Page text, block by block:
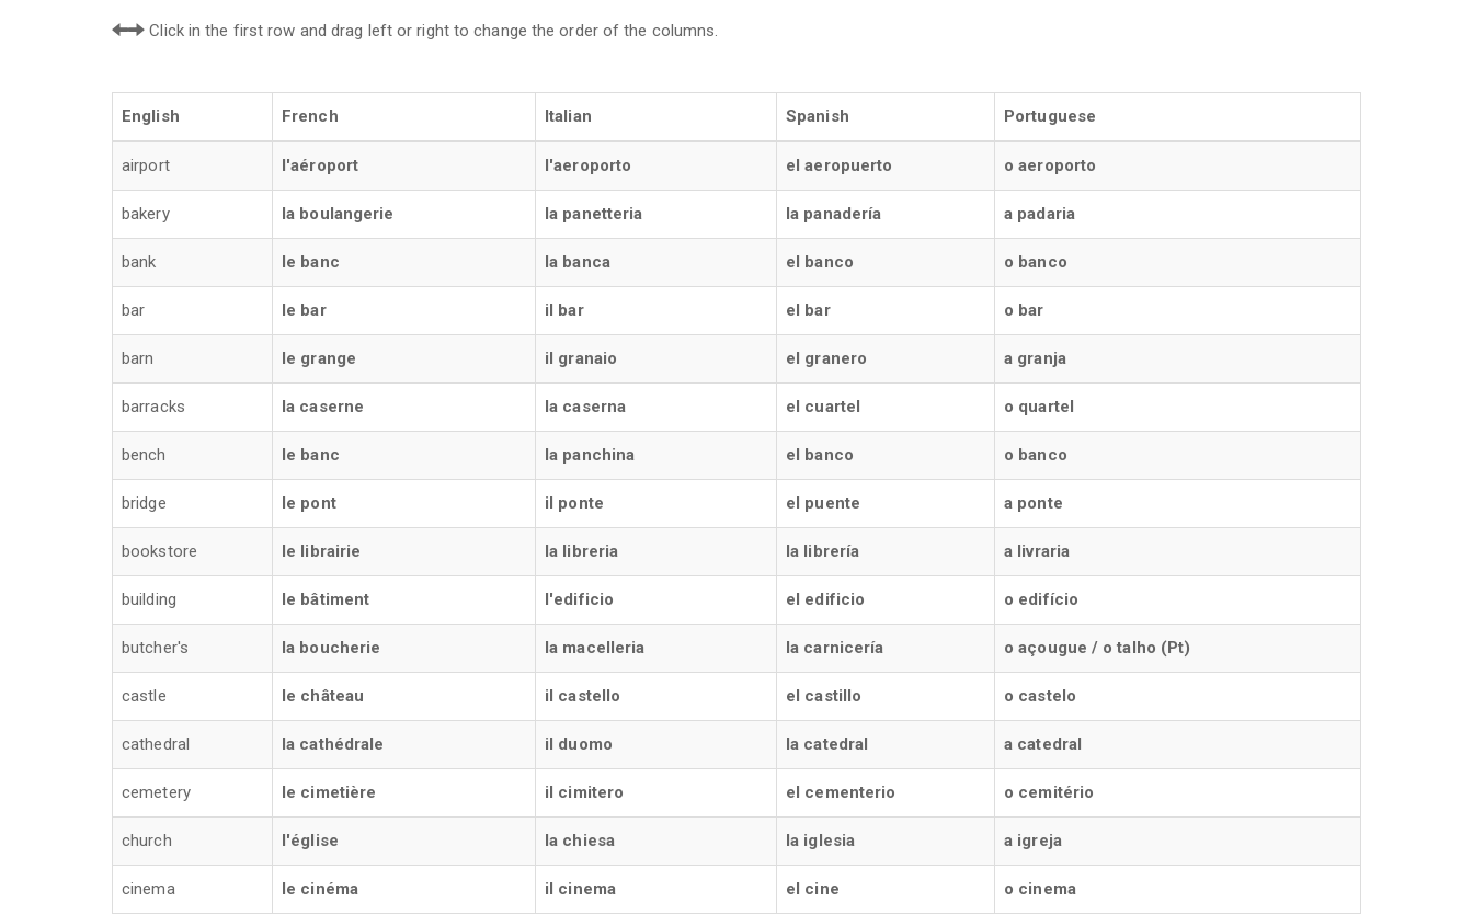
Click in the first row and drag left or right to change the order of the columns.
English French Italian Spanish Portuguese
airport l'aéroport l'aeroporto el aeropuerto o aeroporto
bakery la boulangerie la panetteria la panadería a padaria
bank le banc la banca el banco o banco
bar le bar il bar el bar o bar
barn le grange il granaio el granero a granja
barracks la caserne la caserna el cuartel o quartel
bench le banc la panchina el banco o banco
bridge le pont il ponte el puente a ponte
bookstore le librairie la libreria la librería a livraria
building le bâtiment l'edificio el edificio o edifício
butcher's la boucherie la macelleria la carnicería o açougue / o talho (Pt)
castle le château il castello el castillo o castelo
cathedral la cathédrale il duomo la catedral a catedral
cemetery le cimetière il cimitero el cementerio o cemitério
church l'église la chiesa la iglesia a igreja
cinema le cinéma il cinema el cine o cinema